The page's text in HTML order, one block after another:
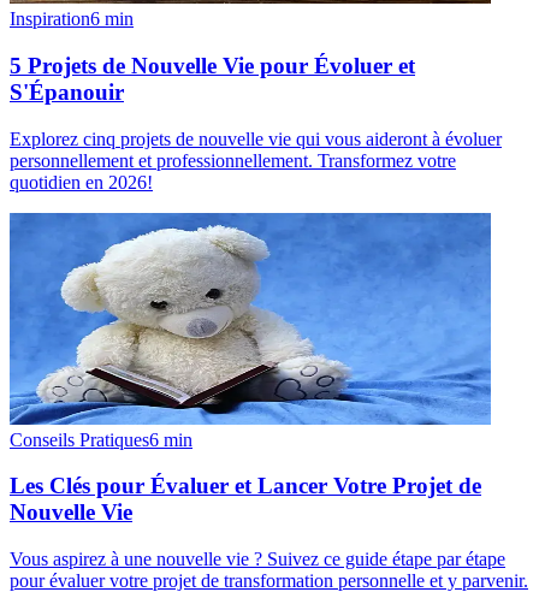
Inspiration6 min
5 Projets de Nouvelle Vie pour Évoluer et
S'Épanouir
Explorez cinq projets de nouvelle vie qui vous aideront à évoluer
personnellement et professionnellement. Transformez votre
quotidien en 2026!
Conseils Pratiques6 min
Les Clés pour Évaluer et Lancer Votre Projet de
Nouvelle Vie
Vous aspirez à une nouvelle vie ? Suivez ce guide étape par étape
pour évaluer votre projet de transformation personnelle et y parvenir.